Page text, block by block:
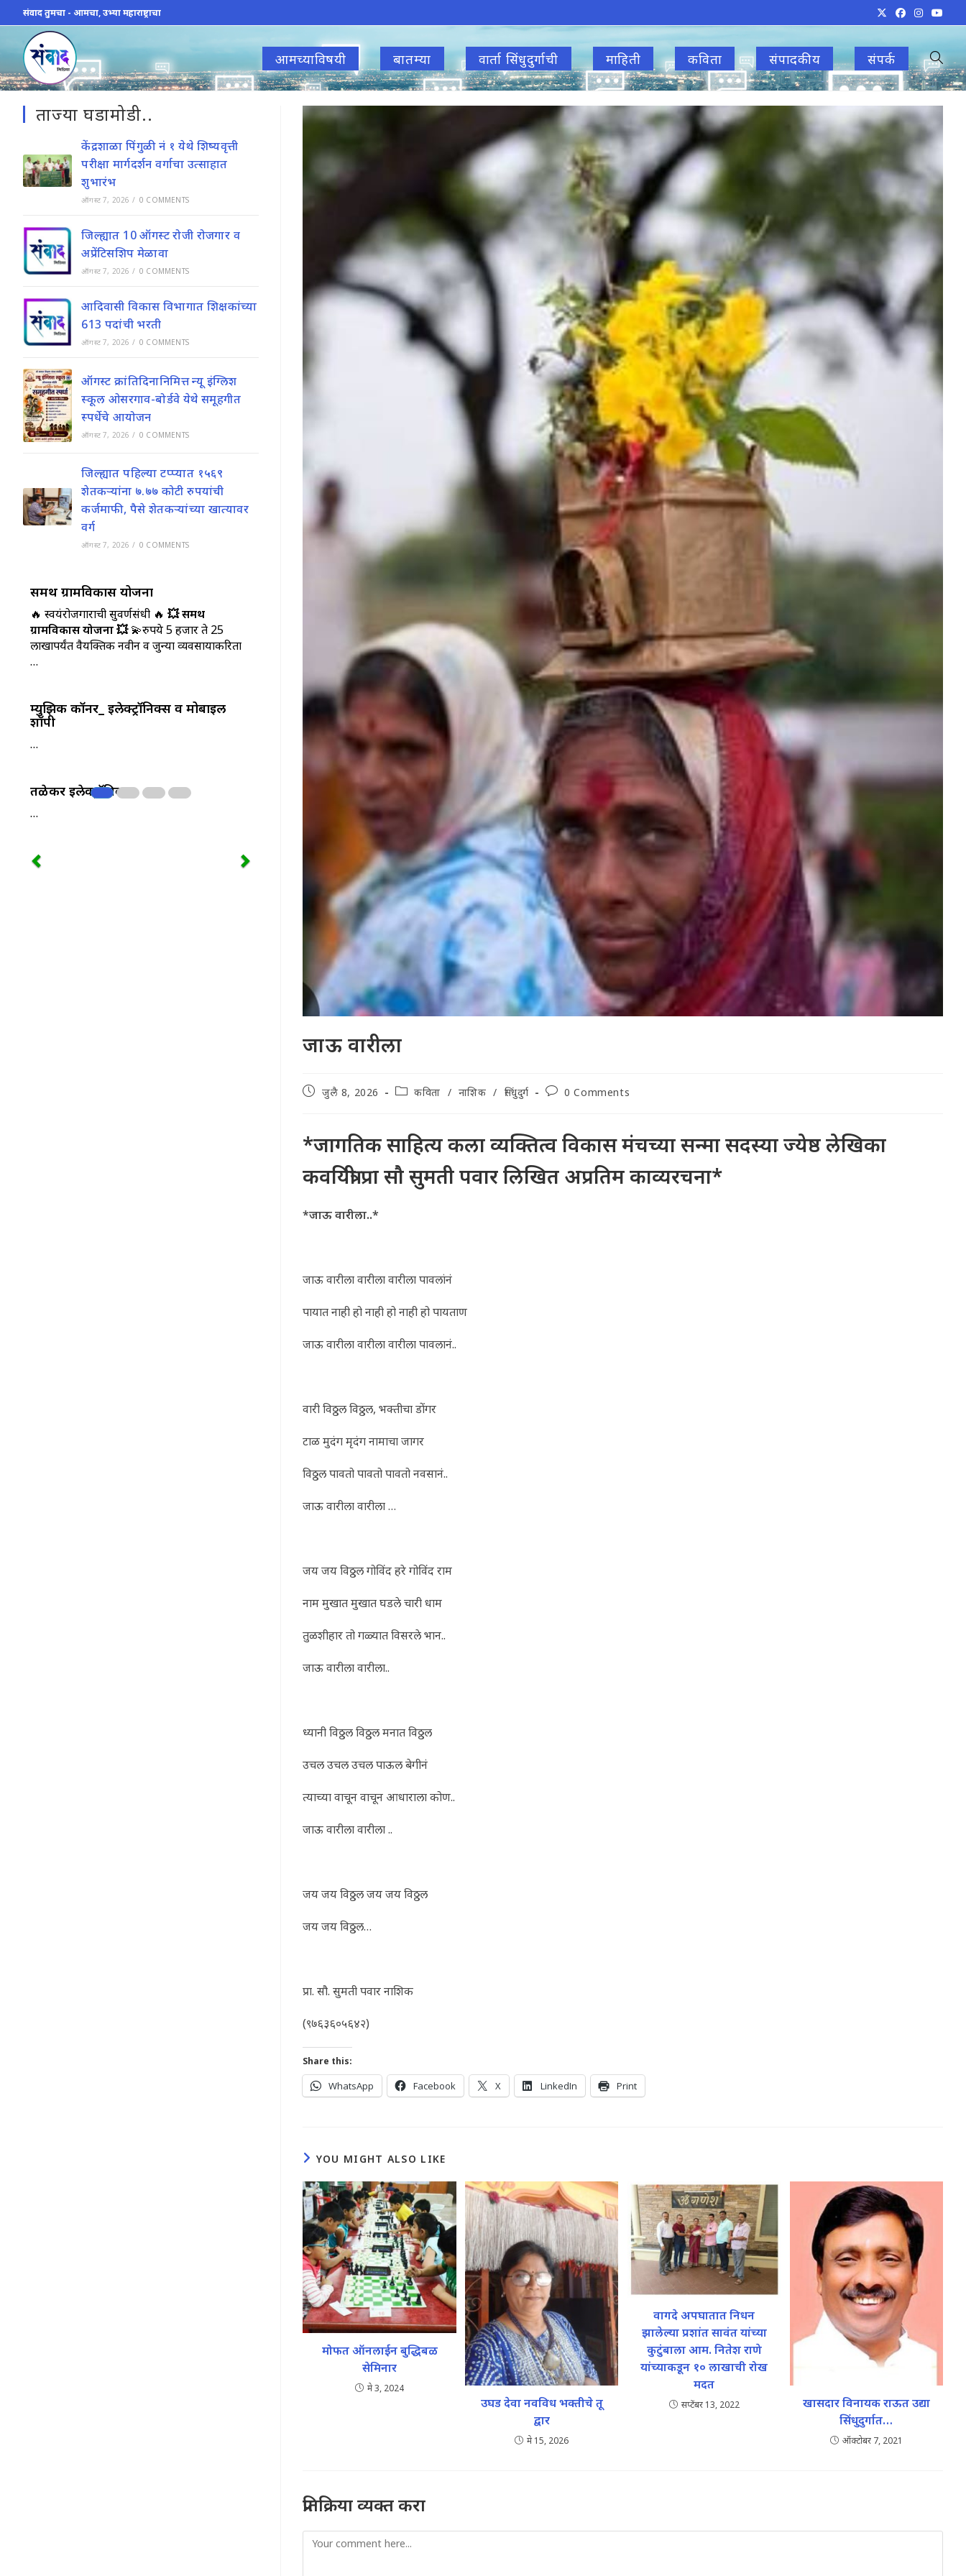
to
content
संवाद तुमचा - आमचा, उभ्या महाराष्ट्राचा
आमच्याविषयी बातम्या वार्ता सिंधुदुर्गाची माहिती कविता संपादकीय संपर्क Toggle
search
जाऊ वारीला
Postजुलै 8, 2026
Postकविता / नाशिक / सिंधुदुर्ग
Post0 Comments
*जागतिक साहित्य कला व्यक्तित्व विकास मंचच्या सन्मा सदस्या ज्येष्ठ लेखिका
कवयित्री प्रा सौ सुमती पवार लिखित अप्रतिम काव्यरचना*
*जाऊ वारीला..*
जाऊ वारीला वारीला वारीला पावलांनं
पायात नाही हो नाही हो नाही हो पायताण
जाऊ वारीला वारीला वारीला पावलानं..
वारी विठ्ठल विठ्ठल, भक्तीचा डोंगर
टाळ मुदंग मृदंग नामाचा जागर
विठ्ठल पावतो पावतो पावतो नवसानं..
जाऊ वारीला वारीला …
जय जय विठ्ठल गोविंद हरे गोविंद राम
नाम मुखात मुखात घडले चारी धाम
तुळशीहार तो गळ्यात विसरले भान..
जाऊ वारीला वारीला..
ध्यानी विठ्ठल विठ्ठल मनात विठ्ठल
उचल उचल उचल पाऊल बेगीनं
त्याच्या वाचून वाचून आधाराला कोण..
जाऊ वारीला वारीला ..
जय जय विठ्ठल जय जय विठ्ठल
जय जय विठ्ठल…
प्रा. सौ. सुमती पवार नाशिक
(९७६३६०५६४२)
Share this:
WhatsApp Facebook X LinkedIn Print
YOU MIGHT ALSO LIKE
मोफत ऑनलाईन बुद्धिबळ
सेमिनार
मे 3, 2024
उघड देवा नवविध भक्तीचे तू
द्वार
मे 15, 2026
वागदे अपघातात निधन
झालेल्या प्रशांत सावंत यांच्या
कुटुंबाला आम. नितेश राणे
यांच्याकडून १० लाखाची रोख
मदत
सप्टेंबर 13, 2022
खासदार विनायक राऊत उद्या
सिंधुदुर्गात…
ऑक्टोबर 7, 2021
प्रतिक्रिया व्यक्त करा
Comment
ताज्या घडामोडी..
केंद्रशाळा पिंगुळी नं १ येथे शिष्यवृत्ती
परीक्षा मार्गदर्शन वर्गाचा उत्साहात
शुभारंभ
ऑगस्ट 7, 2026 / 0 COMMENTS
जिल्ह्यात 10 ऑगस्ट रोजी रोजगार व
अप्रेंटिसशिप मेळावा
ऑगस्ट 7, 2026 / 0 COMMENTS
आदिवासी विकास विभागात शिक्षकांच्या
613 पदांची भरती
ऑगस्ट 7, 2026 / 0 COMMENTS
ऑगस्ट क्रांतिदिनानिमित्त न्यू इंग्लिश
स्कूल ओसरगाव-बोर्डवे येथे समूहगीत
स्पर्धेचे आयोजन
ऑगस्ट 7, 2026 / 0 COMMENTS
जिल्ह्यात पहिल्या टप्प्यात १५६९
शेतकऱ्यांना ७.७७ कोटी रुपयांची
कर्जमाफी, पैसे शेतकऱ्यांच्या खात्यावर
वर्ग
ऑगस्ट 7, 2026 / 0 COMMENTS
समर्थ ग्रामविकास योजना
🔥 स्वयंरोजगाराची सुवर्णसंधी 🔥 💥 समर्थ
ग्रामविकास योजना 💥💫रुपये 5 हजार ते 25
लाखापर्यंत वैयक्तिक नवीन व जुन्या व्यवसायाकरिता
…
म्युझिक कॉर्नर_ इलेक्ट्रॉनिक्स व मोबाईल
शॉपी
…
तळेकर इलेक्ट्रॉनिक्स
…